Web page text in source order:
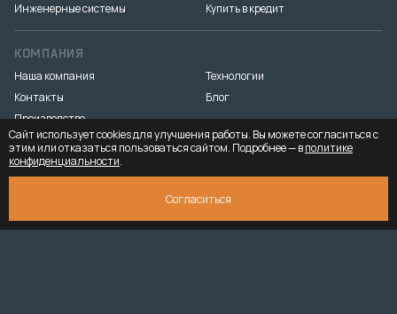
Инженерные системы
Купить в кредит
КОМПАНИЯ
Наша компания
Контакты
Производство
Технологии
Блог
Разработка и продвижение
Сайт использует cookies для улучшения работы. Вы можете согласиться с
этим или отказаться пользоваться сайтом. Подробнее — вполитике
конфиденциальности.
Согласиться